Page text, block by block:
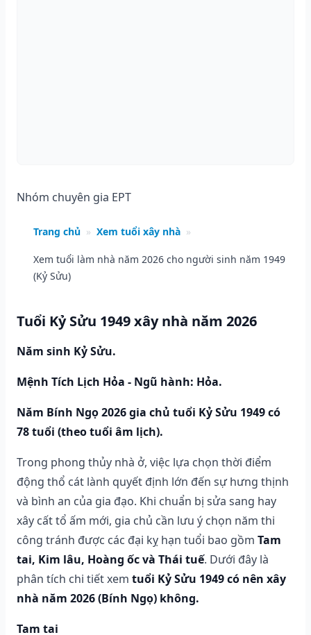
Nhóm chuyên gia EPT
Trang chủ » Xem tuổi xây nhà »
Xem tuổi làm nhà năm 2026 cho người sinh năm 1949
(Kỷ Sửu)
Tuổi Kỷ Sửu 1949 xây nhà năm 2026
Năm sinh Kỷ Sửu.
Mệnh Tích Lịch Hỏa - Ngũ hành: Hỏa.
Năm Bính Ngọ 2026 gia chủ tuổi Kỷ Sửu 1949 có
78 tuổi (theo tuổi âm lịch).
Trong phong thủy nhà ở, việc lựa chọn thời điểm
động thổ cát lành quyết định lớn đến sự hưng thịnh
và bình an của gia đạo. Khi chuẩn bị sửa sang hay
xây cất tổ ấm mới, gia chủ cần lưu ý chọn năm thi
công tránh được các đại kỵ hạn tuổi bao gồm Tam
tai, Kim lâu, Hoàng ốc và Thái tuế. Dưới đây là
phân tích chi tiết xem tuổi Kỷ Sửu 1949 có nên xây
nhà năm 2026 (Bính Ngọ) không.
Tam tai